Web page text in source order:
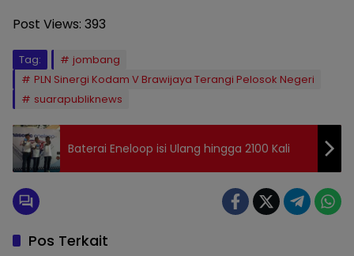
Post Views: 393
Tag:
jombang
PLN Sinergi Kodam V Brawijaya Terangi Pelosok Negeri
suarapubliknews
Baterai Eneloop isi Ulang hingga 2100 Kali
Pos Terkait